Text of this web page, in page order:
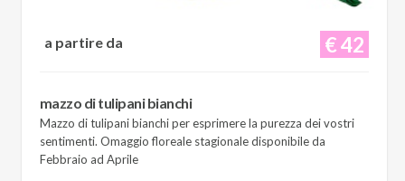
€ 42
a partire da
mazzo di tulipani bianchi
Mazzo di tulipani bianchi per esprimere la purezza dei vostri
sentimenti. Omaggio floreale stagionale disponibile da
Febbraio ad Aprile